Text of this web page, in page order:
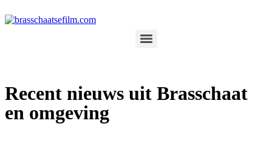
Recent nieuws uit Brasschaat
en omgeving